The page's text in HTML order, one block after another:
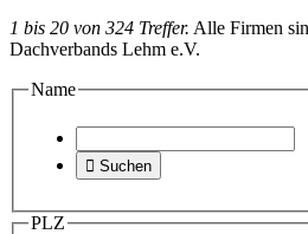
1 bis 20 von 324 Treffer. Alle Firmen
Dachverbands Lehm e.V.
Name
 Suchen
PLZ